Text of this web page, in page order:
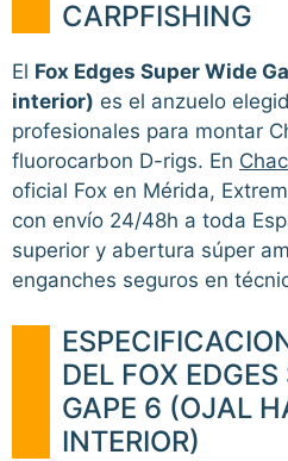
CARPFISHING
El Fox Edges Super Wide
interior) es el anzuelo
profesionales para montar
fluorocarbon D-rigs. En
oficial Fox en Mérida,
con envío 24/48h a toda
superior y abertura súper
enganches seguros en
DEL FOX
GAPE 6 (OJAL
INTERIOR)